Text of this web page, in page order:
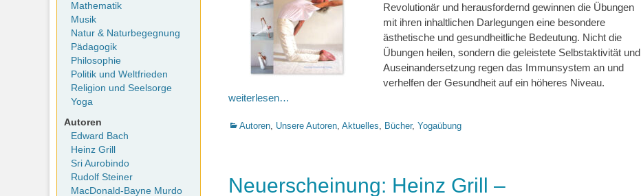
Revolutionär und herausfordernd gewinnen die Übungen
mit ihren inhaltlichen Darlegungen eine besondere
ästhetische und gesundheitliche Bedeutung. Nicht die
Übungen heilen, sondern die geleistete Selbstaktivität und
Auseinandersetzung regen das Immunsystem an und
verhelfen der Gesundheit auf ein höheres Niveau.
weiterlesen…
Kategorien
Autoren, Unsere Autoren, Aktuelles, Bücher, Yogaübung
Neuerscheinung: Heinz Grill –
Mathematik
Musik
Natur & Naturbegegnung
Pädagogik
Philosophie
Politik und Weltfrieden
Religion und Seelsorge
Yoga
Autoren
Edward Bach
Heinz Grill
Sri Aurobindo
Rudolf Steiner
MacDonald-Bayne Murdo